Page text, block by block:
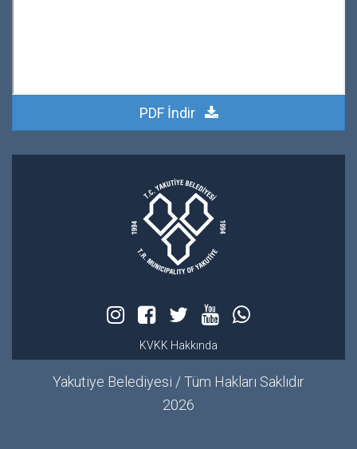
PDF İndir
KVKK Hakkında
Yakutiye Belediyesi / Tüm Hakları Saklıdır
2026